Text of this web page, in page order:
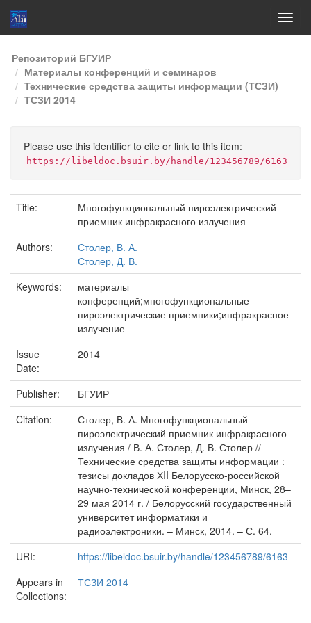
Skip
navigation
Репозиторий БГУИР
Материалы конференций и семинаров
Технические средства защиты информации (ТСЗИ)
ТСЗИ 2014
Please use this identifier to cite or link to this item:
https://libeldoc.bsuir.by/handle/123456789/6163
Title:
Многофункциональный пироэлектрический
приемник инфракрасного излучения
Authors:
Столер, В. А.
Столер, Д. В.
Keywords:
материалы
конференций;многофункциональные
пироэлектрические приемники;инфракрасное
излучение
Issue
Date:
2014
Publisher:
БГУИР
Citation:
Столер, В. А. Многофункциональный
пироэлектрический приемник инфракрасного
излучения / В. А. Столер, Д. В. Столер //
Технические средства защиты информации :
тезисы докладов ХII Белорусско-российской
научно-технической конференции, Минск, 28–
29 мая 2014 г. / Белорусский государственный
университет информатики и
радиоэлектроники. – Минск, 2014. – С. 64.
URI:
https://libeldoc.bsuir.by/handle/123456789/6163
Appears in
Collections:
ТСЗИ 2014